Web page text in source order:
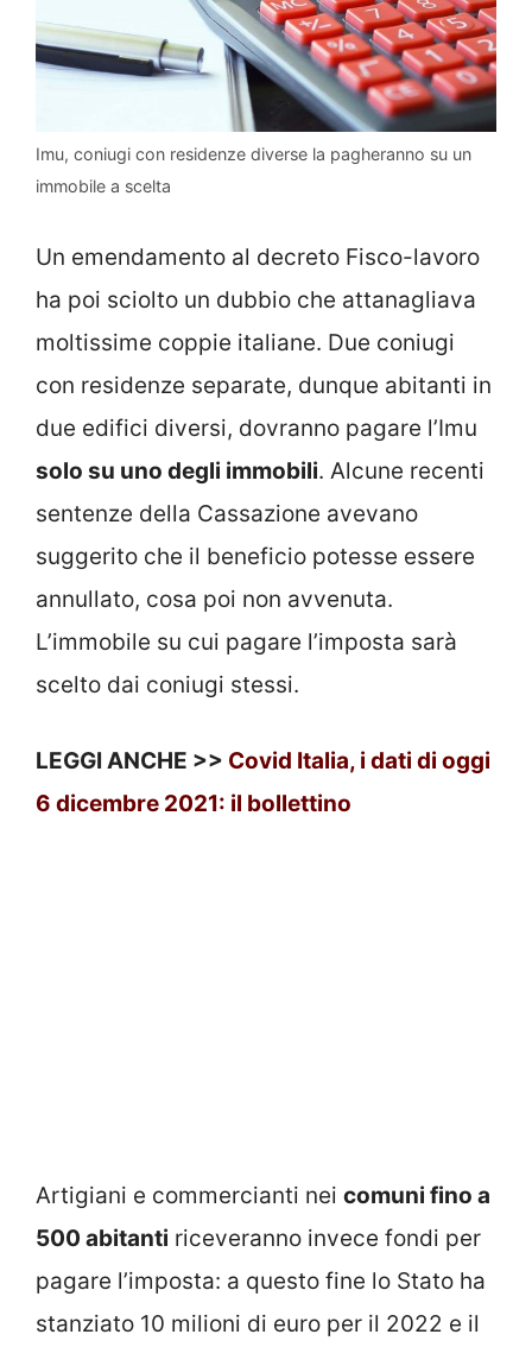
Imu, coniugi con residenze diverse la pagheranno su un
immobile a scelta
Un emendamento al decreto Fisco-lavoro
ha poi sciolto un dubbio che attanagliava
moltissime coppie italiane. Due coniugi
con residenze separate, dunque abitanti in
due edifici diversi, dovranno pagare l’Imu
solo su uno degli immobili. Alcune recenti
sentenze della Cassazione avevano
suggerito che il beneficio potesse essere
annullato, cosa poi non avvenuta.
L’immobile su cui pagare l’imposta sarà
scelto dai coniugi stessi.
LEGGI ANCHE >> Covid Italia, i dati di oggi
6 dicembre 2021: il bollettino
Artigiani e commercianti nei comuni fino a
500 abitanti riceveranno invece fondi per
pagare l’imposta: a questo fine lo Stato ha
stanziato 10 milioni di euro per il 2022 e il